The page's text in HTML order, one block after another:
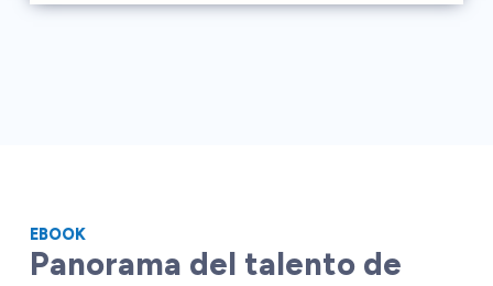
y los niveles de experiencia para ayudarte a
EBOOK
Panorama del talento de